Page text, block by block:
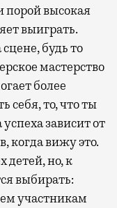
порой высокая
выиграть.
будь то
мастерство
более
себя, то, что ты
зависит от
когда вижу это.
детей, но, к
выбирать:
участникам